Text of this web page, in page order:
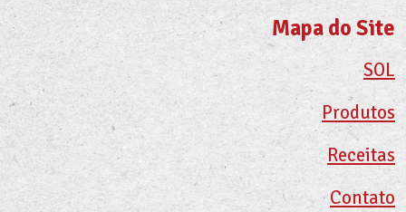
Mapa do Site
SOL
Produtos
Receitas
Contato